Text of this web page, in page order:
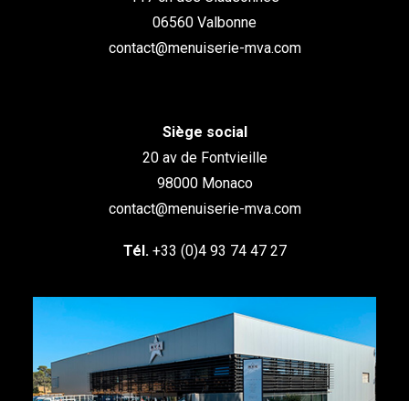
06560 Valbonne
contact@menuiserie-mva.com
Siège social
20 av de Fontvieille
98000 Monaco
contact@menuiserie-mva.com
Tél. +33 (0)4 93 74 47 27